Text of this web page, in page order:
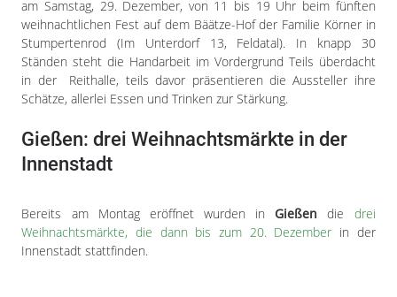
am Samstag, 29. Dezember, von 11 bis 19 Uhr beim fünften
weihnachtlichen Fest auf dem Bäätze-Hof der Familie Körner in
Stumpertenrod (Im Unterdorf 13, Feldatal). In knapp 30
Ständen steht die Handarbeit im Vordergrund Teils überdacht
in der Reithalle, teils davor präsentieren die Aussteller ihre
Schätze, allerlei Essen und Trinken zur Stärkung.
Gießen: drei Weihnachtsmärkte in der
Innenstadt
Bereits am Montag eröffnet wurden in Gießen die drei
Weihnachtsmärkte, die dann bis zum 20. Dezember in der
Innenstadt stattfinden.